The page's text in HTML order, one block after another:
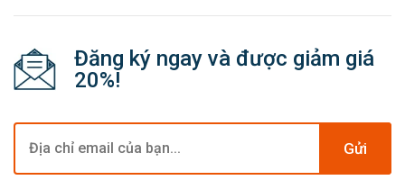
Đăng ký ngay và được giảm giá
20%!
Gửi